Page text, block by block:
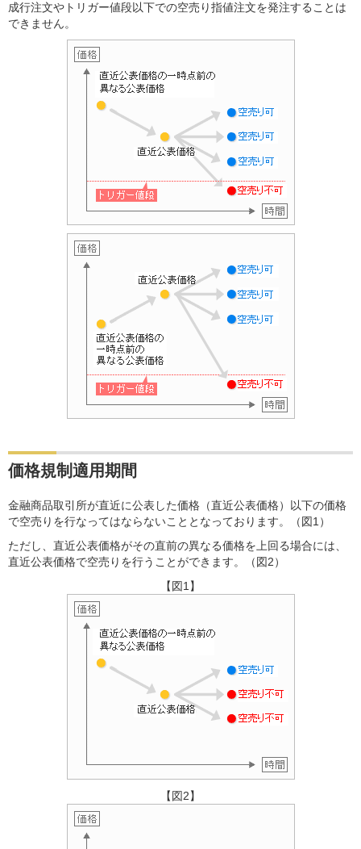
成行注文やトリガー値段以下での空売り指値注文を発注することは
できません。
価格規制適用期間
金融商品取引所が直近に公表した価格（直近公表価格）以下の価格
で空売りを行なってはならないこととなっております。（図1）
ただし、直近公表価格がその直前の異なる価格を上回る場合には、
直近公表価格で空売りを行うことができます。（図2）
【図1】
【図2】